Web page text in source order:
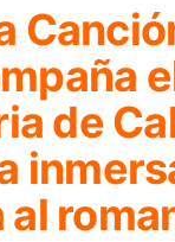
de
al